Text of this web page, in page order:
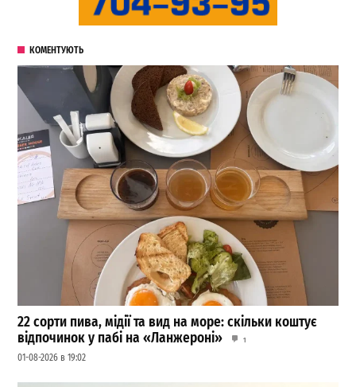
КОМЕНТУЮТЬ
22 сорти пива, мідії та вид на море: скільки коштує
відпочинок у пабі на «Ланжероні»
1
01-08-2026 в 19:02